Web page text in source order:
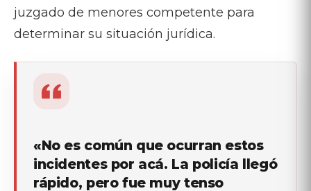
juzgado de menores competente para
determinar su situación jurídica.
«No es común que ocurran estos
incidentes por acá. La policía llegó
rápido, pero fue muy tenso